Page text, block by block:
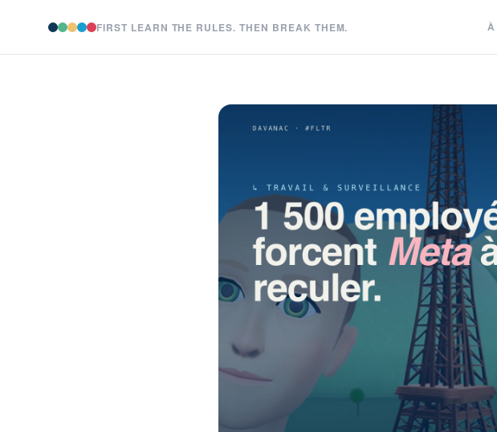
FIRST LEARN THE RULES. THEN BREAK THEM. À